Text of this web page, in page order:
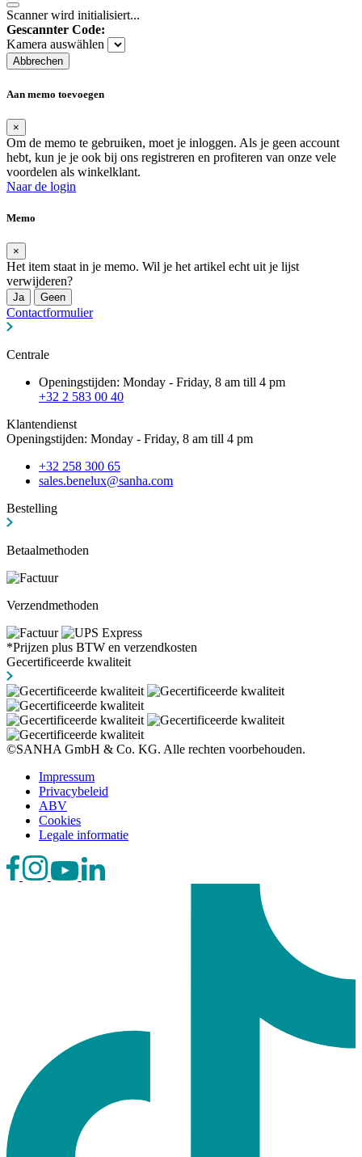
Scanner wird initialisiert...
Gescannter Code:
Kamera auswählen
Abbrechen
Aan memo toevoegen
×
Om de memo te gebruiken, moet je inloggen. Als je geen account
hebt, kun je je ook bij ons registreren en profiteren van onze vele
voordelen als winkelklant.
Naar de login
Memo
×
Het item staat in je memo. Wil je het artikel echt uit je lijst
verwijderen?
Ja Geen
Contactformulier
Centrale
Openingstijden: Monday - Friday, 8 am till 4 pm
+32 2 583 00 40
Klantendienst
Openingstijden: Monday - Friday, 8 am till 4 pm
+32 258 300 65
sales.benelux@sanha.com
Bestelling
Betaalmethoden
Verzendmethoden
*Prijzen plus BTW en verzendkosten
Gecertificeerde kwaliteit
©SANHA GmbH & Co. KG. Alle rechten voorbehouden.
Impressum
Privacybeleid
ABV
Cookies
Legale informatie